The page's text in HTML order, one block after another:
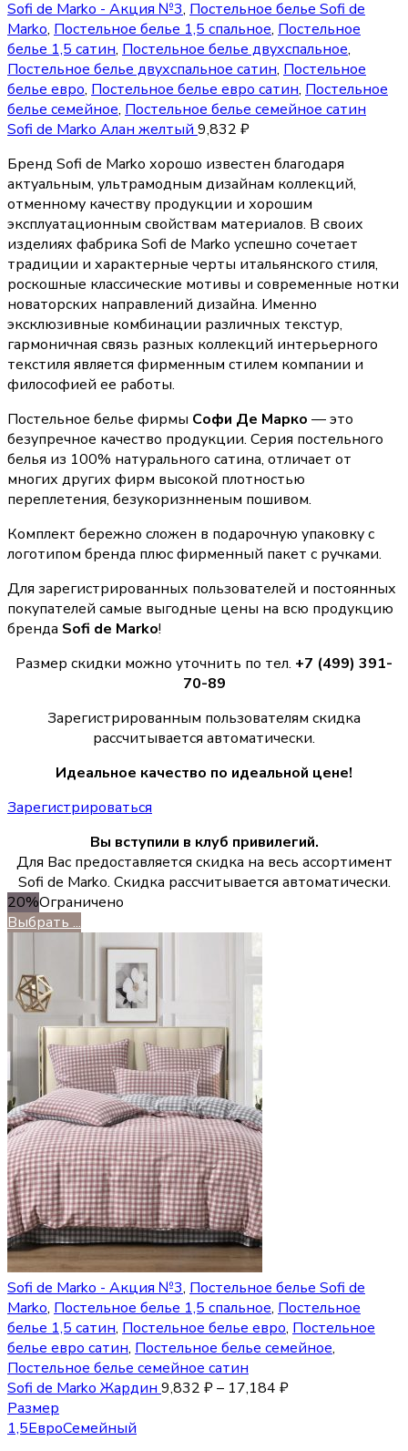
Sofi de Marko - Акция №3, Постельное белье Sofi de
Marko, Постельное белье 1,5 спальное, Постельное
белье 1,5 сатин, Постельное белье двухспальное,
Постельное белье двухспальное сатин, Постельное
белье евро, Постельное белье евро сатин, Постельное
белье семейное, Постельное белье семейное сатин
Sofi de Marko Алан желтый 9,832 ₽
Бренд Sofi de Marko хорошо известен благодаря
актуальным, ультрамодным дизайнам коллекций,
отменному качеству продукции и хорошим
эксплуатационным свойствам материалов. В своих
изделиях фабрика Sofi de Marko успешно сочетает
традиции и характерные черты итальянского стиля,
роскошные классические мотивы и современные нотки
новаторских направлений дизайна. Именно
эксклюзивные комбинации различных текстур,
гармоничная связь разных коллекций интерьерного
текстиля является фирменным стилем компании и
философией ее работы.
Постельное белье фирмы Софи Де Марко — это
безупречное качество продукции. Серия постельного
белья из 100% натурального сатина, отличает от
многих других фирм высокой плотностью
переплетения, безукоризнненым пошивом.
Комплект бережно сложен в подарочную упаковку с
логотипом бренда плюс фирменный пакет с ручками.
Для зарегистрированных пользователей и постоянных
покупателей самые выгодные цены на всю продукцию
бренда Sofi de Marko!
Размер скидки можно уточнить по тел. +7 (499) 391-
70-89
Зарегистрированным пользователям скидка
рассчитывается автоматически.
Идеальное качество по идеальной цене!
Зарегистрироваться
Вы вступили в клуб привилегий.
Для Вас предоставляется скидка на весь ассортимент
Sofi de Marko. Скидка рассчитывается автоматически.
20%Ограничено
Выбрать ...
Sofi de Marko - Акция №3, Постельное белье Sofi de
Marko, Постельное белье 1,5 спальное, Постельное
белье 1,5 сатин, Постельное белье евро, Постельное
белье евро сатин, Постельное белье семейное,
Постельное белье семейное сатин
Sofi de Marko Жардин 9,832 ₽– 17,184 ₽
Размер
1,5ЕвроСемейный